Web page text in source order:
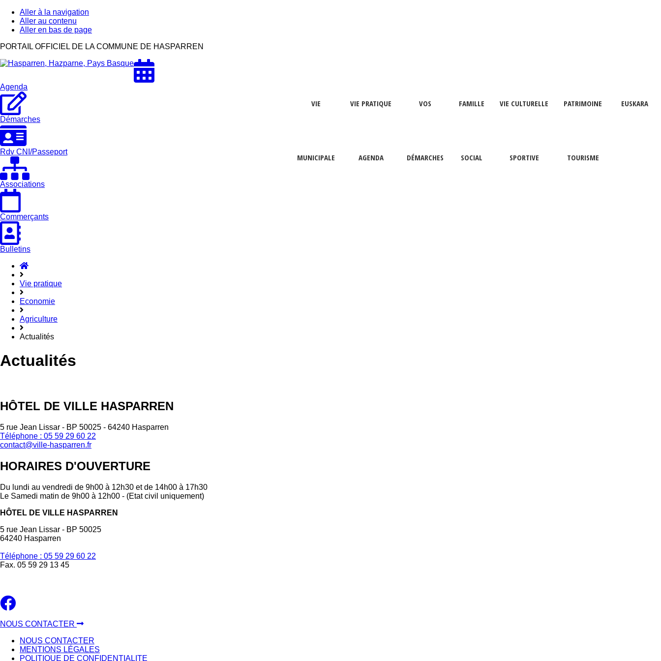
Aller à la navigation
Aller au contenu
Aller en bas de page
Hasparren,
Pays
PORTAIL OFFICIEL DE LA COMMUNE DE HASPARREN
VIE
MUNICIPALE
VIE PRATIQUE
AGENDA
VOS
DÉMARCHES
FAMILLE
SOCIAL
VIE CULTURELLE
SPORTIVE
PATRIMOINE
TOURISME
EUSKARA
Agenda
Démarches
Rdv CNI/Passeport
Associations
Commerçants
Bulletins
Accueil
Vie pratique
Economie
Agriculture
Actualités
Actualités
HÔTEL DE VILLE HASPARREN
5 rue Jean Lissar - BP 50025 - 64240 Hasparren
Téléphone : 05 59 29 60 22
contact@ville-hasparren.fr
HORAIRES D'OUVERTURE
Du lundi au vendredi de 9h00 à 12h30 et de 14h00 à 17h30
Le Samedi matin de 9h00 à 12h00 - (Etat civil uniquement)
HÔTEL DE VILLE HASPARREN
5 rue Jean Lissar - BP 50025
64240 Hasparren
Téléphone : 05 59 29 60 22
Fax. 05 59 29 13 45
NOUS CONTACTER
NOUS CONTACTER
MENTIONS LÉGALES
POLITIQUE DE CONFIDENTIALITE